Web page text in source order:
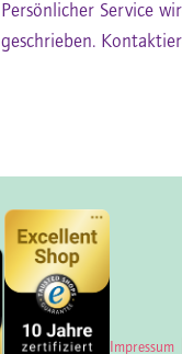
Persönlicher Service
geschrieben.
Impressum